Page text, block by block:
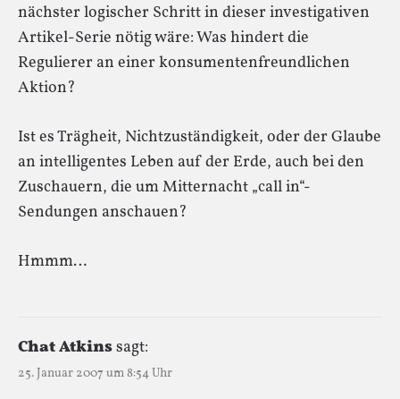
nächster logischer Schritt in dieser investigativen
Artikel-Serie nötig wäre: Was hindert die
Regulierer an einer konsumentenfreundlichen
Aktion?
Ist es Trägheit, Nichtzuständigkeit, oder der Glaube
an intelligentes Leben auf der Erde, auch bei den
Zuschauern, die um Mitternacht „call in“-
Sendungen anschauen?
Hmmm…
Chat Atkinssagt:
25. Januar 2007 um 8:54 Uhr